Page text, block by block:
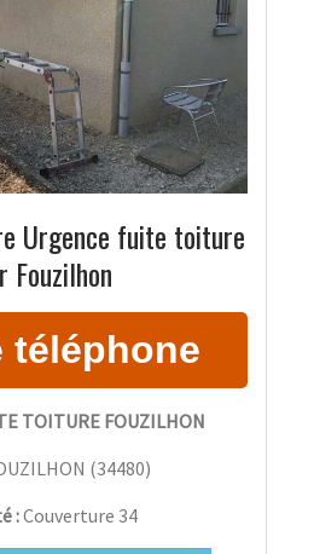
Urgence fuite toiture
Fouzilhon
TOITURE FOUZILHON
(34480)
:Couverture 34